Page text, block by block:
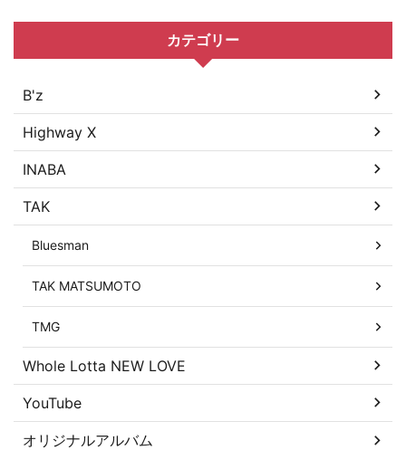
カテゴリー
B'z
Highway X
INABA
TAK
Bluesman
TAK MATSUMOTO
TMG
Whole Lotta NEW LOVE
YouTube
オリジナルアルバム